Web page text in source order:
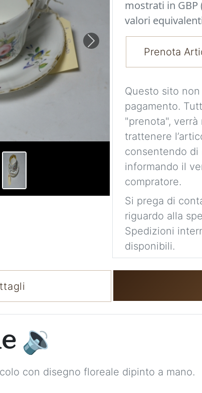
Next
mostrati in GBP
valori
Prenota
Questo sito
pagamento.
"prenota",
trattenere
consentendo di
informando il
compratore.
Si prega di
riguardo alla
Spedizioni
disponibili.
🔉
con disegno floreale dipinto a mano.